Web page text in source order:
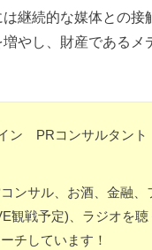
継続的な媒体との接
やし、財産であるメ
ン PRコンサルタント
ンサル、お酒、金融
観戦予定)、ラジオを
チしています！